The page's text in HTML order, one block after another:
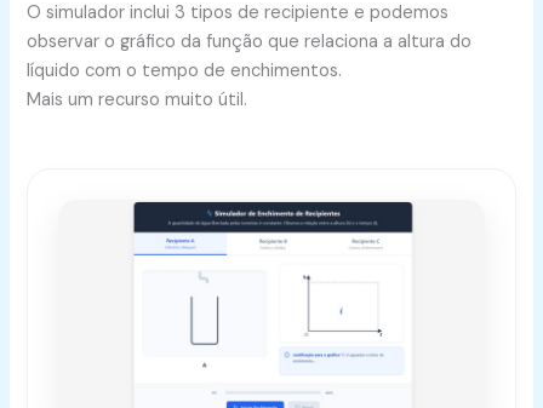
O simulador inclui 3 tipos de recipiente e podemos
observar o gráfico da função que relaciona a altura do
líquido com o tempo de enchimentos.
Mais um recurso muito útil.